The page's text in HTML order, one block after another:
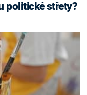
politické střety?